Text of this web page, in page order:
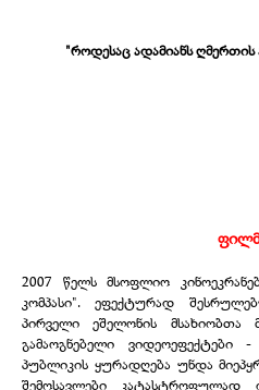
"როდესაც ადამიანს ღმერთის
2007 წელს მსოფლიო
კომპასი". ეფექტურად
პირველი ეშელონის მსახიობთა
გამაოგნებელი ვიდეოეფექტები
პუბლიკის ყურადღება უნდა
შემოსავლები